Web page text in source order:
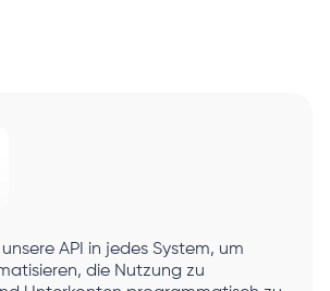
API in jedes System, um
die Nutzung zu